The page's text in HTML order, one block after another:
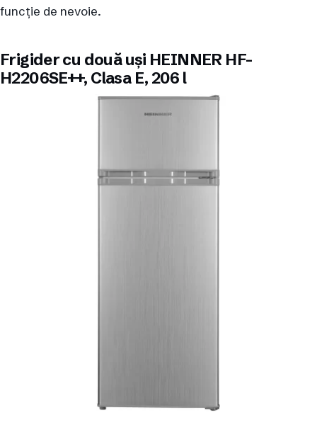
funcție de nevoie.
Frigider cu două uși HEINNER HF-
H2206SE++, Clasa E, 206 l